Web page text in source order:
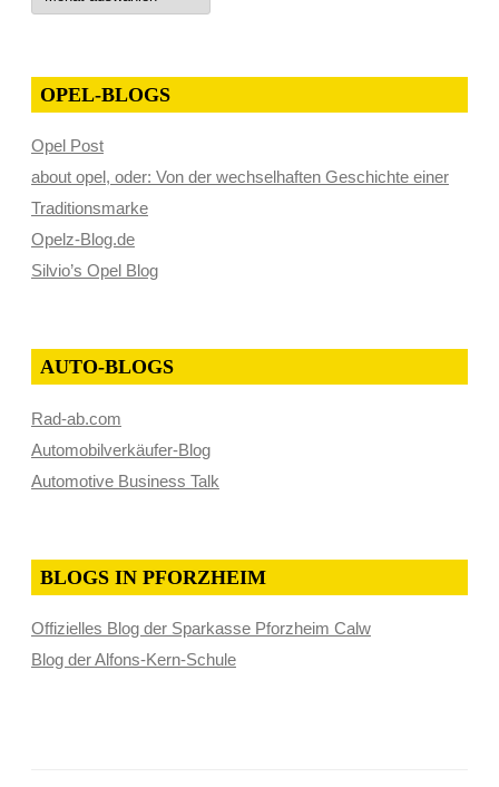
OPEL-BLOGS
Opel Post
about opel, oder: Von der wechselhaften Geschichte einer
Traditionsmarke
Opelz-Blog.de
Silvio’s Opel Blog
AUTO-BLOGS
Rad-ab.com
Automobilverkäufer-Blog
Automotive Business Talk
BLOGS IN PFORZHEIM
Offizielles Blog der Sparkasse Pforzheim Calw
Blog der Alfons-Kern-Schule